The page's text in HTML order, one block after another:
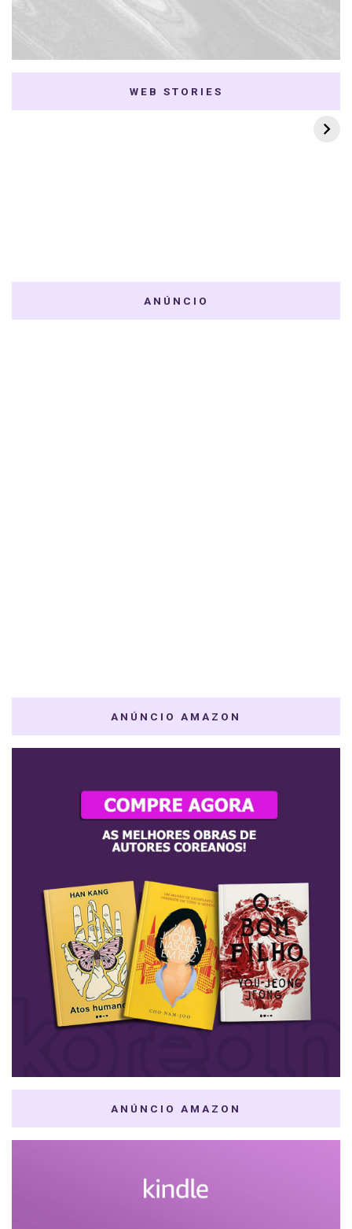
WEB STORIES
7 K-dramas Enemies
to Lovers
Thai Dramas com
First e Khaotung
ANÚNCIO
ANÚNCIO AMAZON
ANÚNCIO AMAZON